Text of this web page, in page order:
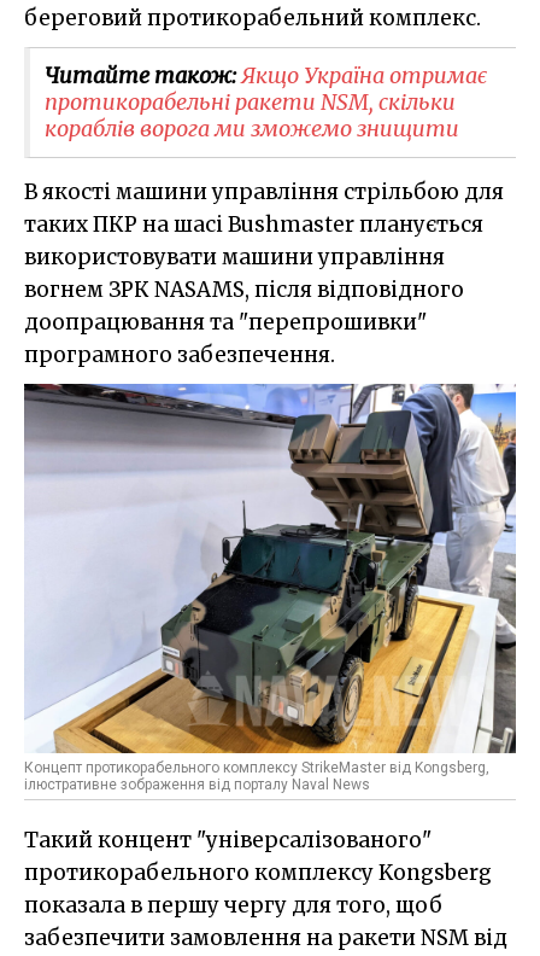
береговий протикорабельний комплекс.
Читайте також:Якщо Україна отримає
протикорабельні ракети NSM, скільки
кораблів ворога ми зможемо знищити
В якості машини управління стрільбою для
таких ПКР на шасі Bushmaster планується
використовувати машини управління
вогнем ЗРК NASAMS, після відповідного
доопрацювання та "перепрошивки"
програмного забезпечення.
Концепт протикорабельного комплексу StrikeMaster від Kongsberg,
ілюстративне зображення від порталу Naval News
Такий концент "універсалізованого"
протикорабельного комплексу Kongsberg
показала в першу чергу для того, щоб
забезпечити замовлення на ракети NSM від